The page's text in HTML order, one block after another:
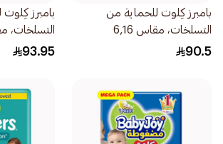
بامبرز كِلوت للحماية من
التسلخات، مقاس 6,16
44قطعة
90.5
بامبرز
60قطعة
93.95